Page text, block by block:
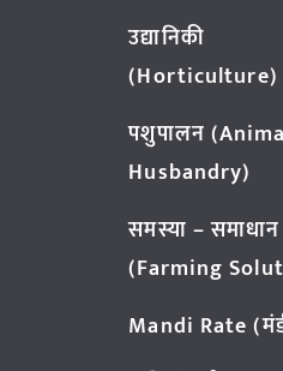
उद्यानिकी
(Horticulture)
पशुपालन
Husbandry)
समस्या – समाधान
(Farming
Mandi Rate